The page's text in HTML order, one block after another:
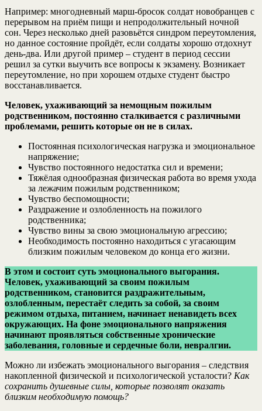
Например: многодневный марш-бросок солдат новобранцев с
перерывом на приём пищи и непродолжительный ночной
сон. Через несколько дней разовьётся синдром переутомления,
но данное состояние пройдёт, если солдаты хорошо отдохнут
день-два. Или другой пример – студент в период сессии
решил за сутки выучить все вопросы к экзамену. Возникает
переутомление, но при хорошем отдыхе студент быстро
восстанавливается.
Человек, ухаживающий за немощным пожилым
родственником, постоянно сталкивается с различными
проблемами, решить которые он не в силах.
Постоянная психологическая нагрузка и эмоциональное
напряжение;
Чувство постоянного недостатка сил и времени;
Тяжёлая однообразная физическая работа во время ухода
за лежачим пожилым родственником;
Чувство беспомощности;
Раздражение и озлобленность на пожилого
родственника;
Чувство вины за свою эмоциональную агрессию;
Необходимость постоянно находиться с угасающим
близким пожилым человеком до конца его жизни.
В этом и состоит суть эмоционального выгорания.
Человек, ухаживающий за своим пожилым
родственником, становится раздражительным,
озлобленным, перестаёт следить за собой, за своим
режимом отдыха, питанием, начинает ненавидеть всех
окружающих. На фоне эмоционального напряжения
начинают проявляться собственные хронические
заболевания, головные и сердечные боли, невралгии.
Можно ли избежать эмоционального выгорания – следствия
накопленной физической и психологической усталости? Как
сохранить душевные силы, которые позволят оказать
близким необходимую помощь?